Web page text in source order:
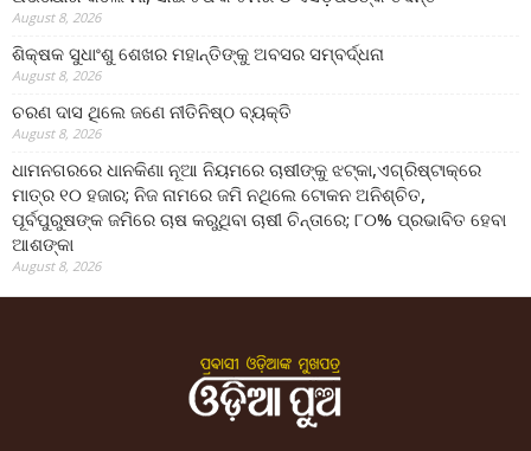
August 8, 2026
ଶିକ୍ଷକ ସୁଧାଂଶୁ ଶେଖର ମହାନ୍ତିଙ୍କୁ ଅବସର ସମ୍ବର୍ଦ୍ଧନା
August 8, 2026
ଚରଣ ଦାସ ଥିଲେ ଜଣେ ନୀତିନିଷ୍ଠ ବ୍ୟକ୍ତି
August 8, 2026
ଧାମନଗରରେ ଧାନକିଣା ନୂଆ ନିୟମରେ ଚାଷୀଙ୍କୁ ଝଟ୍‌କା,ଏଗ୍ରିଷ୍ଟାକ୍‌ରେ
ମାତ୍ର ୧୦ ହଜାର; ନିଜ ନାମରେ ଜମି ନଥିଲେ ଟୋକନ ଅନିଶ୍ଚିତ,
ପୂର୍ବପୁରୁଷଙ୍କ ଜମିରେ ଚାଷ କରୁଥିବା ଚାଷୀ ଚିନ୍ତାରେ; ୮୦% ପ୍ରଭାବିତ ହେବା
ଆଶଙ୍କା
August 8, 2026